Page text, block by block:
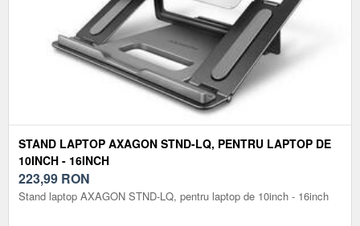
STAND LAPTOP AXAGON STND-LQ, PENTRU LAPTOP DE
10INCH - 16INCH
223,99 RON
Stand laptop AXAGON STND-LQ, pentru laptop de 10inch - 16inch